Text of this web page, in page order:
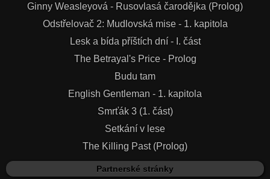
Ginny Weasleyová - Rusovlasá čarodějka (Prolog)
Odstřelovač 2: Mudlovská mise - 1. kapitola
Lesk a bída příštích dní - I. část
The Betrayal's Price - Prolog
Budu tam
English Gentleman - 1. kapitola
Smrťák 3 (1. část)
Setkání v lese
The Killing Past (Prolog)
Partnerské stránky